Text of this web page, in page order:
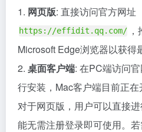
1. 网页版: 直接访问官方网址
https://effidit.qq.com/
Microsoft Edge浏览器以获得
2. 桌面客户端: 在PC端访问
行安装，Mac客户端目前正在
对于网页版，用户可以直接
能无需注册登录即可使用。